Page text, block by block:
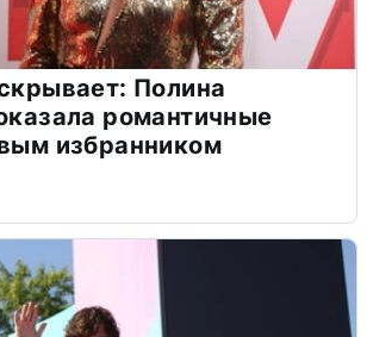
Полина
романтичные
избранником